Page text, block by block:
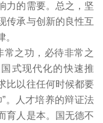
力的需要。总之，坚
传承与创新的良性互
常之功，必待非常之
式现代化的快速推
比以往任何时候都要
。人才培养的辩证法
育人是本。国无德不